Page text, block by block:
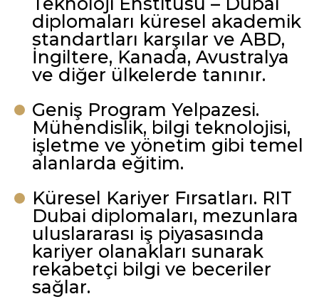
diplomaları küresel akademik
standartları karşılar ve ABD,
İngiltere, Kanada, Avustralya
ve diğer ülkelerde tanınır.
Geniş Program Yelpazesi.
Mühendislik, bilgi teknolojisi,
işletme ve yönetim gibi temel
alanlarda eğitim.
Küresel Kariyer Fırsatları. RIT
Dubai diplomaları, mezunlara
uluslararası iş piyasasında
kariyer olanakları sunarak
rekabetçi bilgi ve beceriler
sağlar.